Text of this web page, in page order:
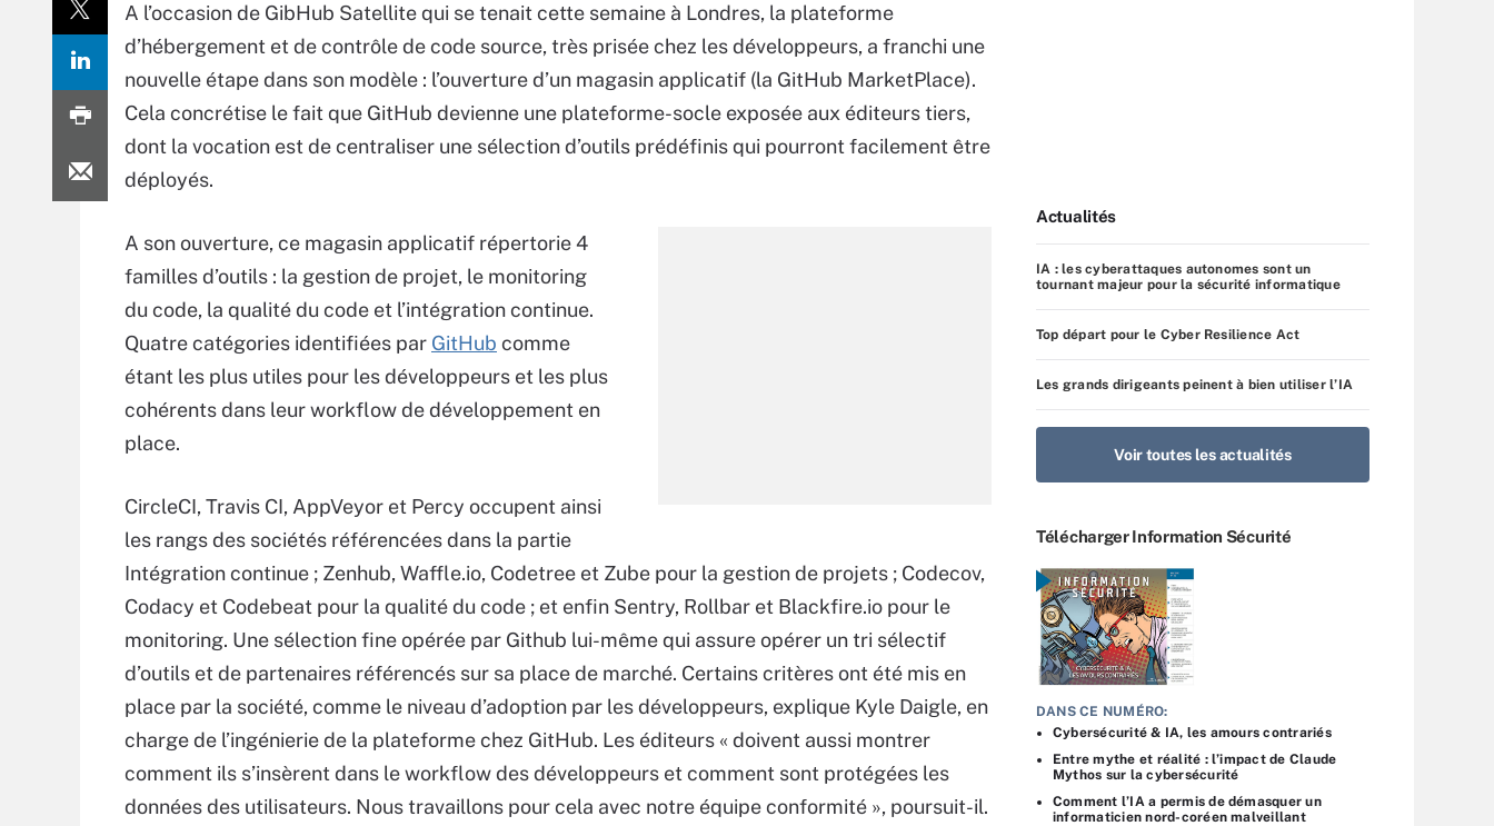
A l’occasion de GibHub Satellite qui se tenait cette semaine à Londres, la plateforme
d’hébergement et de contrôle de code source, très prisée chez les développeurs, a franchi une
nouvelle étape dans son modèle : l’ouverture d’un magasin applicatif (la GitHub MarketPlace).
Cela concrétise le fait que GitHub devienne une plateforme-socle exposée aux éditeurs tiers,
dont la vocation est de centraliser une sélection d’outils prédéfinis qui pourront facilement être
déployés.
A son ouverture, ce magasin applicatif répertorie 4
familles d’outils : la gestion de projet, le monitoring
du code, la qualité du code et l’intégration continue.
Quatre catégories identifiées par GitHub comme
étant les plus utiles pour les développeurs et les plus
cohérents dans leur workflow de développement en
place.
CircleCI, Travis CI, AppVeyor et Percy occupent ainsi
les rangs des sociétés référencées dans la partie
Intégration continue ; Zenhub, Waffle.io, Codetree et Zube pour la gestion de projets ; Codecov,
Codacy et Codebeat pour la qualité du code ; et enfin Sentry, Rollbar et Blackfire.io pour le
monitoring. Une sélection fine opérée par Github lui-même qui assure opérer un tri sélectif
d’outils et de partenaires référencés sur sa place de marché. Certains critères ont été mis en
place par la société, comme le niveau d’adoption par les développeurs, explique Kyle Daigle, en
charge de l’ingénierie de la plateforme chez GitHub. Les éditeurs « doivent aussi montrer
comment ils s’insèrent dans le workflow des développeurs et comment sont protégées les
données des utilisateurs. Nous travaillons pour cela avec notre équipe conformité », poursuit-il.
Actualités
IA : les cyberattaques autonomes sont un
tournant majeur pour la sécurité informatique
Top départ pour le Cyber Resilience Act
Les grands dirigeants peinent à bien utiliser l’IA
Voir toutes les actualités
Télécharger Information Sécurité
DANS CE NUMÉRO:
Cybersécurité & IA, les amours contrariés
Entre mythe et réalité : l’impact de Claude
Mythos sur la cybersécurité
Comment l’IA a permis de démasquer un
informaticien nord-coréen malveillant